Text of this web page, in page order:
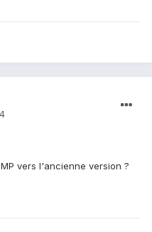
vers l'ancienne version ?